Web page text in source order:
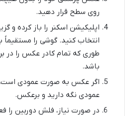
روی سطح قرار دهید.
اپلیکیشن اسکنر را باز کرده و
انتخاب کنید. گوشی را مستقیماً
طوری که تمام کادر عکس را در
باشد.
اگر عکس به صورت عمودی
عمودی نگه دارید و برعکس.
در صورت نیاز، فلش دوربین را